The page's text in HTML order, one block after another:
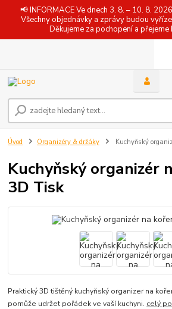
📢 INFORMACE Ve dnech 3. 8. – 10. 8.
Všechny objednávky a zprávy budou
Děkujeme za pochopení a
Úvod Organizéry & držáky Kuchyňský
Kuchyňský organizér
3D Tisk
Praktický 3D tištěný kuchyňský organizer na
pomůže udržet pořádek ve vaší kuchyni. celý